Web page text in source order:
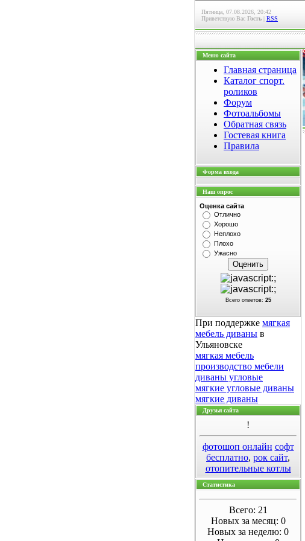
Пятница, 07.08.2026, 20:42
Приветствую Вас Гость | RSS
Меню сайта
Главная страница
Каталог спорт.
роликов
Форум
Фотоальбомы
Обратная связь
Гостевая книга
Правила
Форма входа
Наш опрос
Оценка сайта
Отлично
Хорошо
Неплохо
Плохо
Ужасно
Всего ответов: 25
При поддержке мягкая
мебель диваны в
Ульяновске
мягкая мебель
производство мебели
диваны угловые
мягкие угловые диваны
мягкие диваны
Друзья сайта
!
фотошоп онлайн софт
бесплатно, рок сайт,
отопительные котлы
Статистика
Всего: 21
Новых за месяц: 0
Новых за неделю: 0